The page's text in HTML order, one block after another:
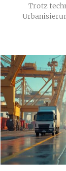
Trotz